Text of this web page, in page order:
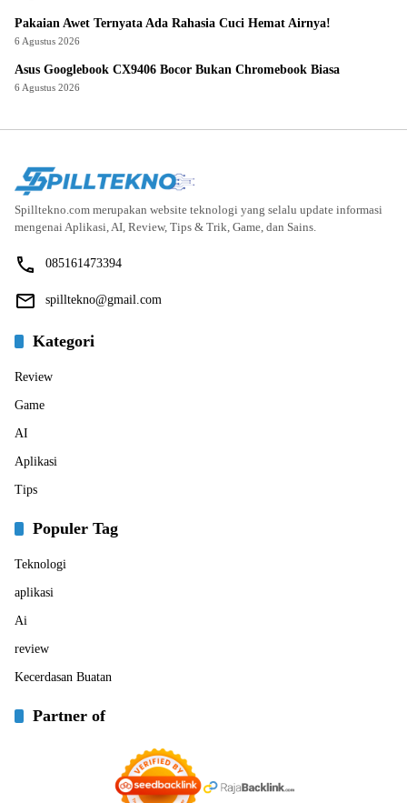
Pakaian Awet Ternyata Ada Rahasia Cuci Hemat Airnya!
6 Agustus 2026
Asus Googlebook CX9406 Bocor Bukan Chromebook Biasa
6 Agustus 2026
Spilltekno.com merupakan website teknologi yang selalu update informasi
mengenai Aplikasi, AI, Review, Tips & Trik, Game, dan Sains.
085161473394
spilltekno@gmail.com
Kategori
Review
Game
AI
Aplikasi
Tips
Populer Tag
Teknologi
aplikasi
Ai
review
Kecerdasan Buatan
Partner of